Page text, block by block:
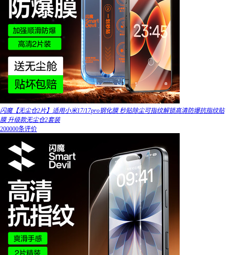
闪魔【无尘仓2片】适用小米17/17pro钢化膜 秒贴除尘可指纹解锁高清防爆抗指纹贴
膜 升级款无尘仓2套装
200000条评价